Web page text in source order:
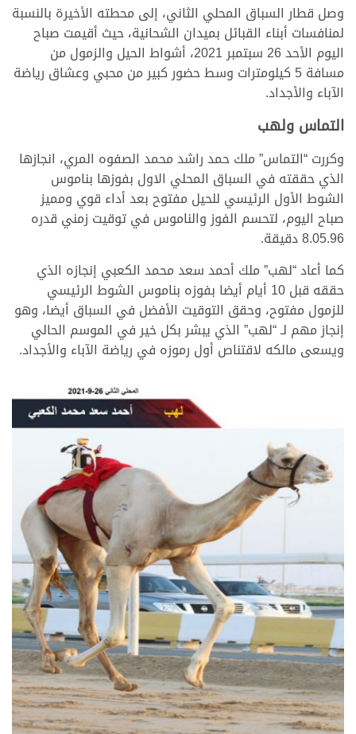
وصل قطار السباق المحلي الثاني، إلى محطته الأخيرة بالنسبة
لمنافسات أبناء القبائل بميدان الشحانية، حيث أقيمت صباح
اليوم الأحد 26 سبتمبر 2021، أشواط الحيل والزمول من
مسافة 5 كيلومترات وسط حضور كبير من محبي وعشاق رياضة
الآباء والأجداد.
التماس ولهب
وكررت “التماس” ملك حمد راشد محمد الصفوه المري، انجازها
الذي حققته في السباق المحلي الاول بفوزها بناموس
الشوط الأول الرئيسي للحيل مفتوح بعد أداء قوي ومميز
صباح اليوم، لتحسم الفوز والناموس في توقيت زمني قدره
8.05.96 دقيقة.
كما أعاد “لهب” ملك أحمد سعد محمد الكعبي إنجازه الذي
حققه قبل 10 أيام أيضا بفوزه بناموس الشوط الرئيسي
للزمول مفتوح، وحقق التوقيت الأفضل في السباق أيضا، وهو
إنجاز مهم لـ “لهب” الذي يبشر بكل خير في الموسم الحالي
ويسعى مالكه لاقتناص أول رموزه في رياضة الآباء والأجداد.